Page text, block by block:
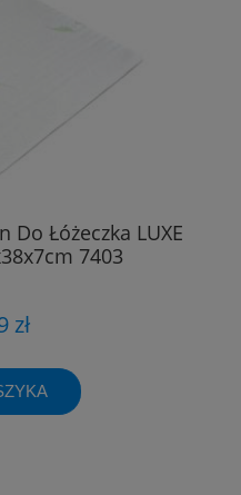
Do Łóżeczka LUXE
7403
zł